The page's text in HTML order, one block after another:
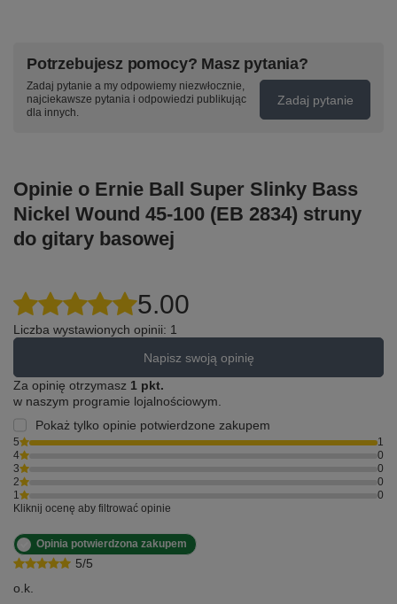
Potrzebujesz pomocy? Masz pytania?
Zadaj pytanie a my odpowiemy niezwłocznie,
najciekawsze pytania i odpowiedzi publikując
dla innych.
Zadaj pytanie
Opinie o Ernie Ball Super Slinky Bass
Nickel Wound 45-100 (EB 2834) struny
do gitary basowej
5.00
Liczba wystawionych opinii: 1
Napisz swoją opinię
Za opinię otrzymasz 1 pkt.
w naszym programie lojalnościowym.
Pokaż tylko opinie potwierdzone zakupem
5
1
4
0
3
0
2
0
1
0
Kliknij ocenę aby filtrować opinie
5/5
Opinia potwierdzona zakupem
o.k.